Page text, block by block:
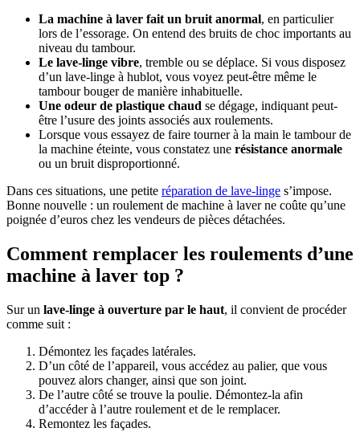
La machine à laver fait un bruit anormal, en particulier
lors de l’essorage. On entend des bruits de choc importants au
niveau du tambour.
Le lave-linge vibre, tremble ou se déplace. Si vous disposez
d’un lave-linge à hublot, vous voyez peut-être même le
tambour bouger de manière inhabituelle.
Une odeur de plastique chaud se dégage, indiquant peut-
être l’usure des joints associés aux roulements.
Lorsque vous essayez de faire tourner à la main le tambour de
la machine éteinte, vous constatez une résistance anormale
ou un bruit disproportionné.
Dans ces situations, une petite réparation de lave-linge s’impose.
Bonne nouvelle : un roulement de machine à laver ne coûte qu’une
poignée d’euros chez les vendeurs de pièces détachées.
Comment remplacer les roulements d’une
machine à laver top ?
Sur un lave-linge à ouverture par le haut, il convient de procéder
comme suit :
Démontez les façades latérales.
D’un côté de l’appareil, vous accédez au palier, que vous
pouvez alors changer, ainsi que son joint.
De l’autre côté se trouve la poulie. Démontez-la afin
d’accéder à l’autre roulement et de le remplacer.
Remontez les façades.